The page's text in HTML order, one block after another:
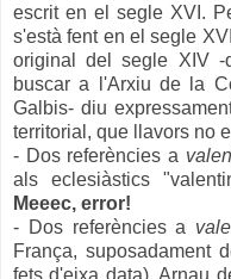
escrit en el segle XVI.
s'està fent en el segle
original del segle XIV -
buscar a l'Arxiu de la
Galbis- diu
territorial, que llavors no
- Dos referències a
als eclesiàstics
Meeec, error!
- Dos referències a
França, suposadament
fets d'eixa data). Arnau